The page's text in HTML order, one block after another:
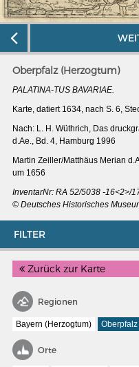
SCHIFFSTYPEN
Entwicklungen im
Interaktive Karte
Bildergalerie Topographia
Impressum
FILTER
Zurück zur Karte
Regionen
Bayern (Herzogtum)
Orte
Oberpfalz (Herzogtum)
PALATINA-TUS BAVARIAE.
Karte, datiert 1634, nach S. 6,
Nach: L. H. Wüthrich, Das
d.Ae., Bd. 4, Hamburg 1996
Martin Zeiller/Matthäus Merian
um 1656
InventarNr: RA 52/5038 -16<2>/
© Deutsches Historisches